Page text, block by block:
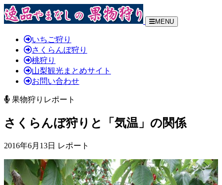
MENU
いちご狩り
さくらんぼ狩り
桃狩り
山梨観光まとめサイト
お問い合わせ
果物狩りレポート
さくらんぼ狩りと「気温」の関係
2016年6月13日 レポート